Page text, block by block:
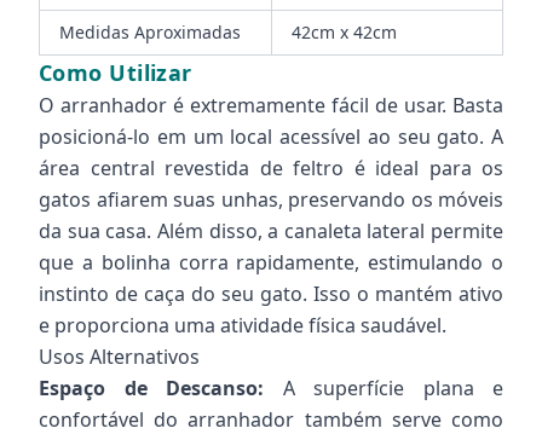
Medidas Aproximadas
42cm x 42cm
Como Utilizar
O arranhador é extremamente fácil de usar. Basta
posicioná-lo em um local acessível ao seu gato. A
área central revestida de feltro é ideal para os
gatos afiarem suas unhas, preservando os móveis
da sua casa. Além disso, a canaleta lateral permite
que a bolinha corra rapidamente, estimulando o
instinto de caça do seu gato. Isso o mantém ativo
e proporciona uma atividade física saudável.
Usos Alternativos
Espaço de Descanso: A superfície plana e
confortável do arranhador também serve como